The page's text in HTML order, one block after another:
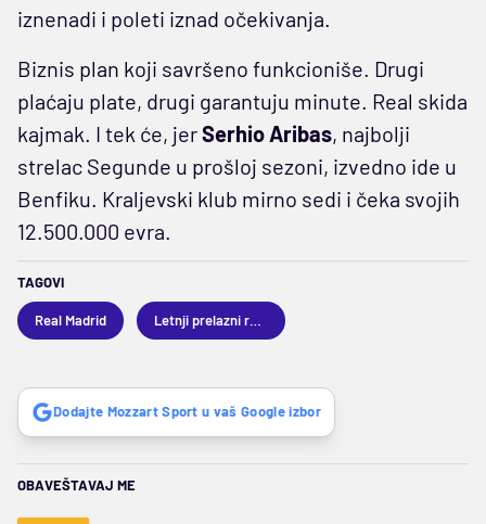
iznenadi i poleti iznad očekivanja.
Biznis plan koji savršeno funkcioniše. Drugi
plaćaju plate, drugi garantuju minute. Real skida
kajmak. I tek će, jerSerhio Aribas, najbolji
strelac Segunde u prošloj sezoni, izvedno ide u
Benfiku. Kraljevski klub mirno sedi i čeka svojih
12.500.000 evra.
TAGOVI
Real Madrid
Dodajte Mozzart Sport u vaš Google izbor
OBAVEŠTAVAJ ME